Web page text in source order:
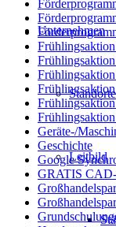
Unternehmen
Standorte
Leitbild
Geräte-/
Geschichte
Google
GRATIS